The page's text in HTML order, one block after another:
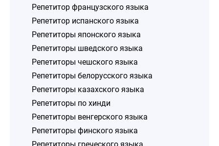
Репетитор французского языка
Репетитор испанского языка
Репетиторы японского языка
Репетиторы шведского языка
Репетиторы чешского языка
Репетиторы белорусского языка
Репетиторы казахского языка
Репетиторы по хинди
Репетиторы венгерского языка
Репетиторы финского языка